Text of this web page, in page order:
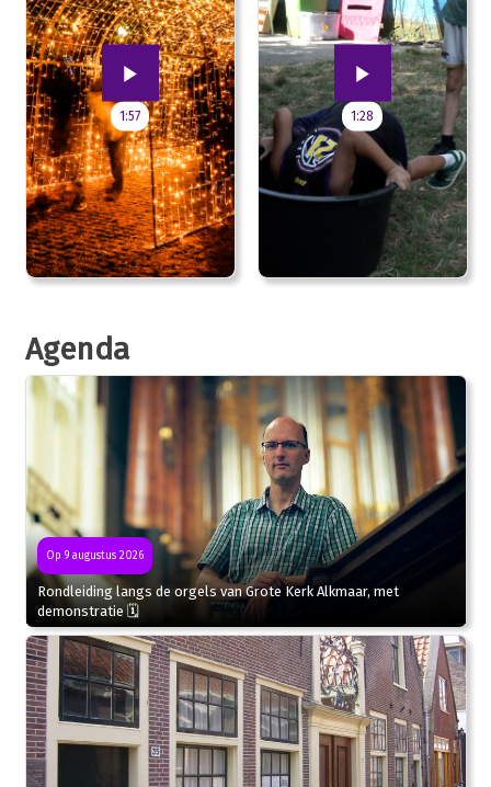
1:57 1:28
Agenda
Op 9 augustus 2026
Rondleiding langs de orgels van Grote Kerk Alkmaar, met
demonstratie 🗓